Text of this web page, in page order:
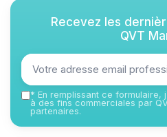
Recevez les
QVT
* En remplissant ce formulaire,
à des fins commerciales par
partenaires.